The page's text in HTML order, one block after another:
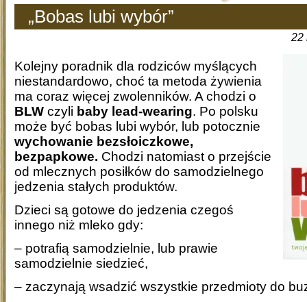
„Bobas lubi wybór”
22
Kolejny poradnik dla rodziców myślących
niestandardowo, choć ta metoda żywienia
ma coraz więcej zwolenników. A chodzi o
BLW czyli baby lead-wearing. Po polsku
może być bobas lubi wybór, lub potocznie
wychowanie bezsłoiczkowe,
bezpapkowe. Chodzi natomiast o przejście
od mlecznych posiłków do samodzielnego
jedzenia stałych produktów.
Dzieci są gotowe do jedzenia czegoś
innego niż mleko gdy:
– potrafią samodzielnie, lub prawie
samodzielnie siedzieć,
– zaczynają wsadzić wszystkie przedmioty do